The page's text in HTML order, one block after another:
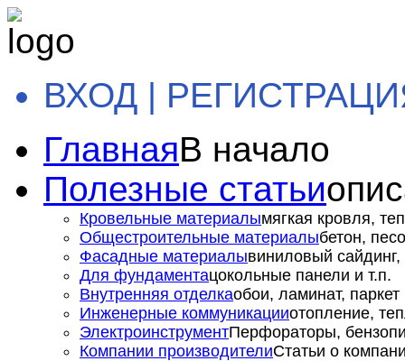
ВХОД |
ГлавнаяВ начало
Полезные статьи
Кровельные материалымягкая кровля,
Общестроительные материалыбетон,
Фасадные материалывиниловый сайдинг,
Для фундаментацокольные панели и т.п.
Внутренняя отделкаобои, ламинат, паркет
Инженерные коммуникацииотопление,
ЭлектроинструментПерфораторы,
Компании производителиСтатьи о